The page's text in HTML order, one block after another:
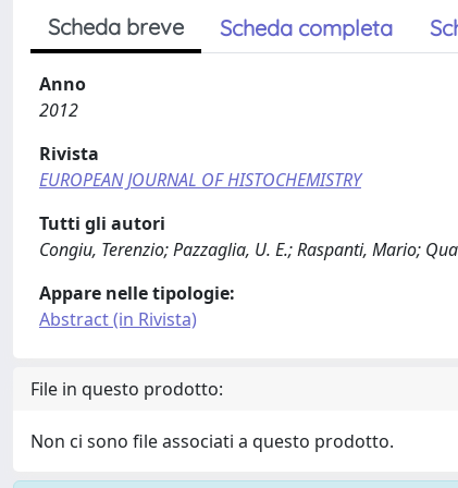
Scheda breve Scheda completa
Anno
2012
Rivista
EUROPEAN JOURNAL OF HISTOCHEMISTRY
Tutti gli autori
Congiu, Terenzio; Pazzaglia, U. E.; Raspanti, Mario;
Appare nelle tipologie:
Abstract (in Rivista)
File in questo prodotto:
Non ci sono file associati a questo prodotto.